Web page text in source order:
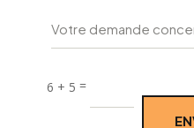
6 + 5 =